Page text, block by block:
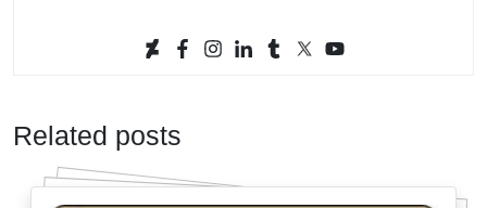
Related posts